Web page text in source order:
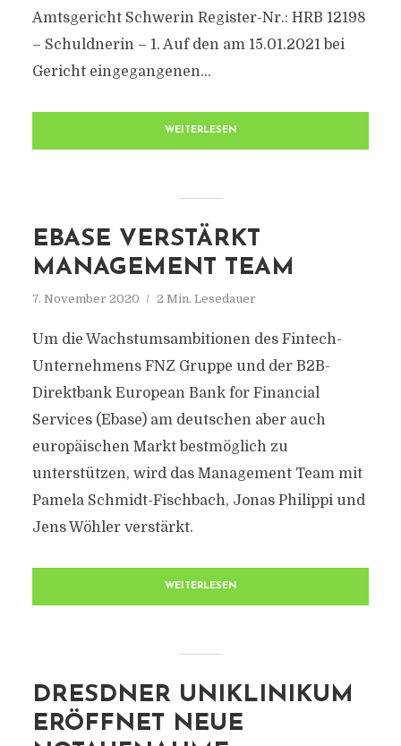
Amtsgericht Schwerin Register-Nr.: HRB 12198
– Schuldnerin – 1. Auf den am 15.01.2021 bei
Gericht eingegangenen...
WEITERLESEN
EBASE VERSTÄRKT
MANAGEMENT TEAM
7. November 2020 2 Min. Lesedauer
Um die Wachstumsambitionen des Fintech-
Unternehmens FNZ Gruppe und der B2B-
Direktbank European Bank for Financial
Services (Ebase) am deutschen aber auch
europäischen Markt bestmöglich zu
unterstützen, wird das Management Team mit
Pamela Schmidt-Fischbach, Jonas Philippi und
Jens Wöhler verstärkt.
WEITERLESEN
DRESDNER UNIKLINIKUM
ERÖFFNET NEUE